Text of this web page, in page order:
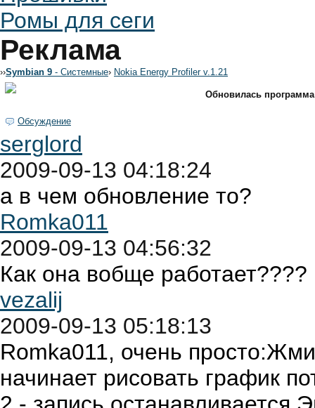
Ромы для сеги
Реклама
››Symbian 9 - Системные› Nokia Energy Profiler v.1.21
Обновилась программа
Обсуждение
serglord
2009-09-13 04:18:24
а в чем обновление то?
Romka011
2009-09-13 04:56:32
Как она вобще работает????
vezalij
2009-09-13 05:18:13
Romka011, очень
начинает рисовать график